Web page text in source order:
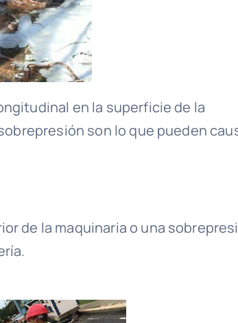
en la superficie de la
son lo que pueden
de la maquinaria o una